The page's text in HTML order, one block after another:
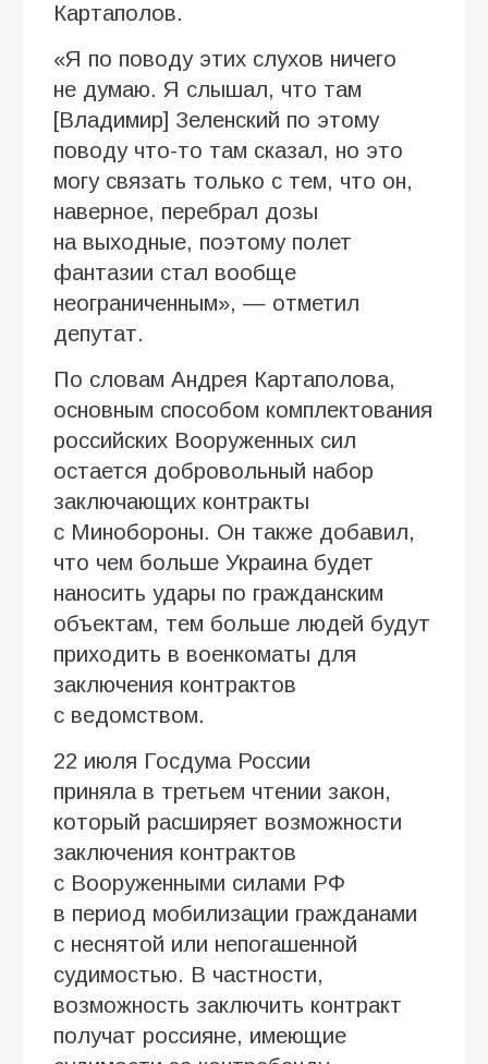
Картаполов.
«Я по поводу этих слухов ничего
не думаю. Я слышал, что там
[Владимир] Зеленский по этому
поводу что-то там сказал, но это
могу связать только с тем, что он,
наверное, перебрал дозы
на выходные, поэтому полет
фантазии стал вообще
неограниченным», — отметил
депутат.
По словам Андрея Картаполова,
основным способом комплектования
российских Вооруженных сил
остается добровольный набор
заключающих контракты
с Минобороны. Он также добавил,
что чем больше Украина будет
наносить удары по гражданским
объектам, тем больше людей будут
приходить в военкоматы для
заключения контрактов
с ведомством.
22 июля Госдума России
приняла в третьем чтении закон,
который расширяет возможности
заключения контрактов
с Вооруженными силами РФ
в период мобилизации гражданами
с неснятой или непогашенной
судимостью. В частности,
возможность заключить контракт
получат россияне, имеющие